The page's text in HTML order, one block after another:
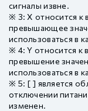
сигналы извне.
※ 3: X относится к
превышающее
использоваться в
※ 4: Y относится к
превышение
использоваться в
※ 5: [ ] является
отключении
изменен.